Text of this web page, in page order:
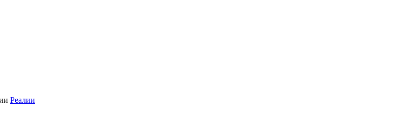
Реалии